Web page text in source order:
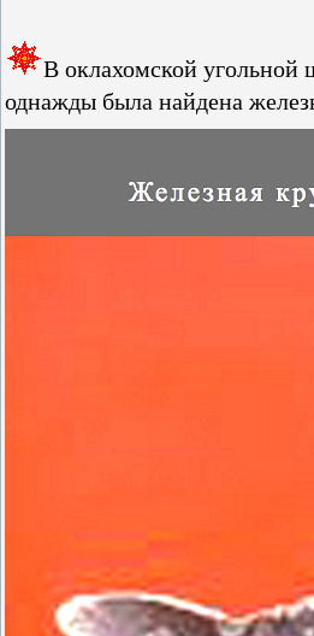
В оклахомской угольной
однажды была найдена